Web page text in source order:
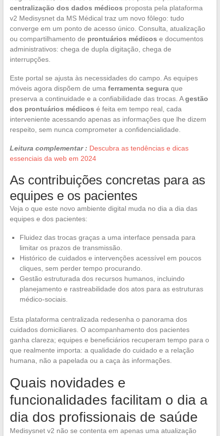
centralização dos dados médicos proposta pela plataforma
v2 Medisysnet da MS Médical traz um novo fôlego: tudo
converge em um ponto de acesso único. Consulta, atualização
ou compartilhamento de prontuários médicos e documentos
administrativos: chega de dupla digitação, chega de
interrupções.
Este portal se ajusta às necessidades do campo. As equipes
móveis agora dispõem de uma ferramenta seguraque
preserva a continuidade e a confiabilidade das trocas. Agestão
dos prontuários médicos é feita em tempo real, cada
interveniente acessando apenas as informações que lhe dizem
respeito, sem nunca comprometer a confidencialidade.
Leitura complementar : Descubra as tendências e dicas
essenciais da web em 2024
As contribuições concretas para as
equipes e os pacientes
Veja o que este novo ambiente digital muda no dia a dia das
equipes e dos pacientes:
Fluidez das trocas graças a uma interface pensada para
limitar os prazos de transmissão.
Histórico de cuidados e intervenções acessível em poucos
cliques, sem perder tempo procurando.
Gestão estruturada dos recursos humanos, incluindo
planejamento e rastreabilidade dos atos para as estruturas
médico-sociais.
Esta plataforma centralizada redesenha o panorama dos
cuidados domiciliares. O acompanhamento dos pacientes
ganha clareza; equipes e beneficiários recuperam tempo para o
que realmente importa: a qualidade do cuidado e a relação
humana, não a papelada ou a caça às informações.
Quais novidades e
funcionalidades facilitam o dia a
dia dos profissionais de saúde
Medisysnet v2 não se contenta em apenas uma atualização